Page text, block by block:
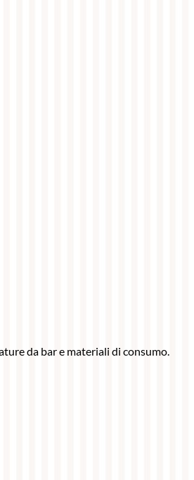
da bar e materiali di consumo.